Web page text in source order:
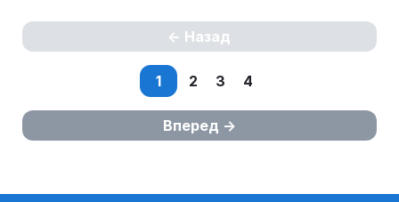
Назад
1 2 3 4
Вперед